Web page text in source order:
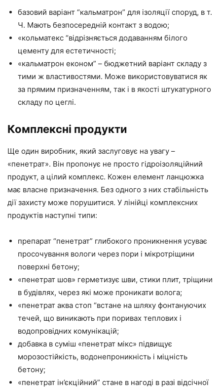
базовий варіант “кальматрон” для ізоляції споруд, в т.
Ч. Мають безпосередній контакт з водою;
«кольматекс “відрізняється додаванням білого
цементу для естетичності;
«кальматрон економ” – бюджетний варіант складу з
тими ж властивостями. Може використовуватися як
за прямим призначенням, так і в якості штукатурного
складу по цеглі.
Комплексні продукти
Ще один виробник, який заслуговує на увагу –
«пенетрат». Він пропонує не просто гідроізоляційний
продукт, а цілий комплекс. Кожен елемент ланцюжка
має власне призначення. Без одного з них стабільність
дії захисту може порушитися. У лінійці комплексних
продуктів наступні типи:
препарат “пенетрат” глибокого проникнення усуває
просочування вологи через пори і мікротріщини
поверхні бетону;
«пенетрат шов» герметизує шви, стики плит, тріщини
в будівлях, через які може проникати волога;
«пенетрат аква стоп “встане на шляху фонтануючих
течей, що виникають при поривах теплових і
водопровідних комунікацій;
добавка в суміш «пенетрат мікс» підвищує
морозостійкість, водонепроникність і міцність
бетону;
«пенетрат ін’єкційний” стане в нагоді в разі відсічної